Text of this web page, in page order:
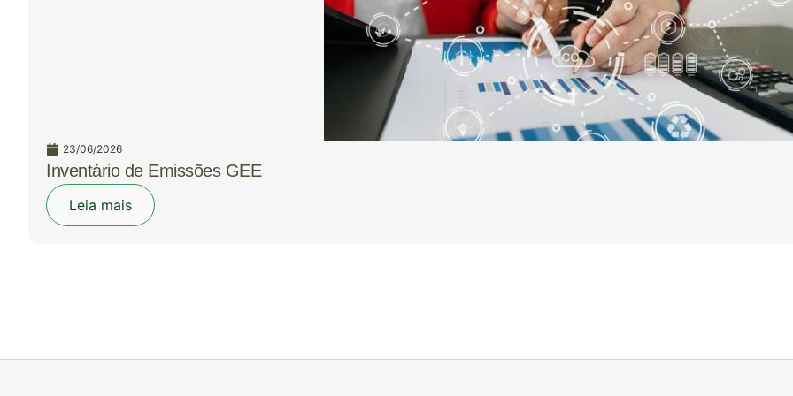
23/06/2026
Inventário de Emissões GEE
Leia mais